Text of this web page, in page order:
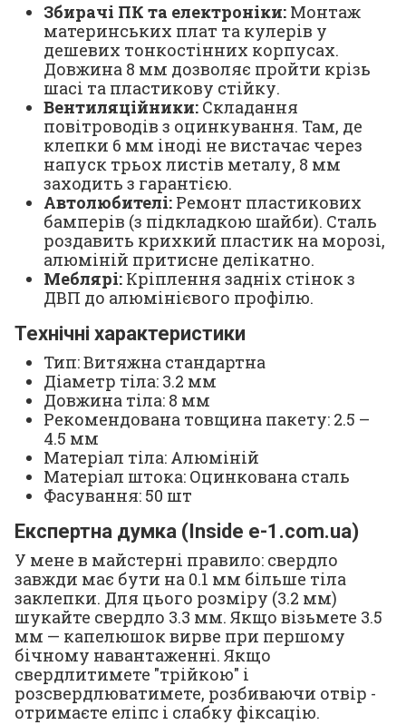
Збирачі ПК та електроніки: Монтаж
материнських плат та кулерів у
дешевих тонкостінних корпусах.
Довжина 8 мм дозволяє пройти крізь
шасі та пластикову стійку.
Вентиляційники: Складання
повітроводів з оцинкування. Там, де
клепки 6 мм іноді не вистачає через
напуск трьох листів металу, 8 мм
заходить з гарантією.
Автолюбителі: Ремонт пластикових
бамперів (з підкладкою шайби). Сталь
роздавить крихкий пластик на морозі,
алюміній притисне делікатно.
Меблярі: Кріплення задніх стінок з
ДВП до алюмінієвого профілю.
Технічні характеристики
Тип: Витяжна стандартна
Діаметр тіла: 3.2 мм
Довжина тіла: 8 мм
Рекомендована товщина пакету: 2.5 –
4.5 мм
Матеріал тіла: Алюміній
Матеріал штока: Оцинкована сталь
Фасування: 50 шт
Експертна думка (Inside e-1.com.ua)
У мене в майстерні правило: свердло
завжди має бути на 0.1 мм більше тіла
заклепки. Для цього розміру (3.2 мм)
шукайте свердло 3.3 мм. Якщо візьмете 3.5
мм — капелюшок вирве при першому
бічному навантаженні. Якщо
свердлитимете "трійкою" і
розсвердлюватимете, розбиваючи отвір -
отримаєте еліпс і слабку фіксацію.